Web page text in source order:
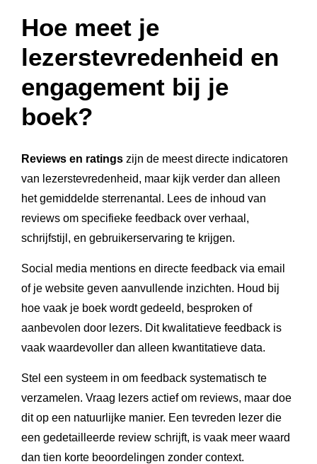
Hoe meet je
lezerstevredenheid en
engagement bij je
boek?
Reviews en ratings zijn de meest directe indicatoren
van lezerstevredenheid, maar kijk verder dan alleen
het gemiddelde sterrenantal. Lees de inhoud van
reviews om specifieke feedback over verhaal,
schrijfstijl, en gebruikerservaring te krijgen.
Social media mentions en directe feedback via email
of je website geven aanvullende inzichten. Houd bij
hoe vaak je boek wordt gedeeld, besproken of
aanbevolen door lezers. Dit kwalitatieve feedback is
vaak waardevoller dan alleen kwantitatieve data.
Stel een systeem in om feedback systematisch te
verzamelen. Vraag lezers actief om reviews, maar doe
dit op een natuurlijke manier. Een tevreden lezer die
een gedetailleerde review schrijft, is vaak meer waard
dan tien korte beoordelingen zonder context.